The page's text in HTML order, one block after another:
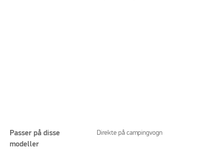
Passer på disse
modeller
Direkte på campingvogn